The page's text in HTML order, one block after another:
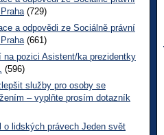
(729)
a odpovědi ze Sociálně právní
(661)
na pozici Asistent/ka prezidentky
(596)
služby pro osoby se
– vyplňte prosím dotazník
o lidských právech Jeden svět